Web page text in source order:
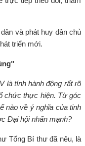
và phát huy dân chủ
triển mới.
là tính hành động rất rõ
chức thực hiện. Từ góc
nào về ý nghĩa của tinh
Đại hội nhấn mạnh?
Tổng Bí thư đã nêu, là